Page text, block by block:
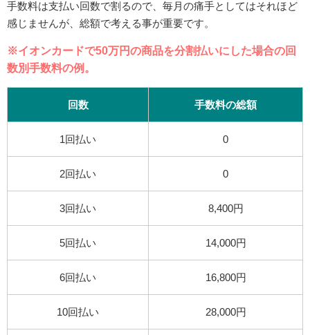
手数料は支払い回数で割るので、毎月の痛手としてはそれほど
感じませんが、総額で考える事が重要です。
※イオンカードで50万円の商品を分割払いにした場合の回
数別手数料の例。
回数 手数料の総額
1回払い 0
2回払い 0
3回払い 8,400円
5回払い 14,000円
6回払い 16,800円
10回払い 28,000円